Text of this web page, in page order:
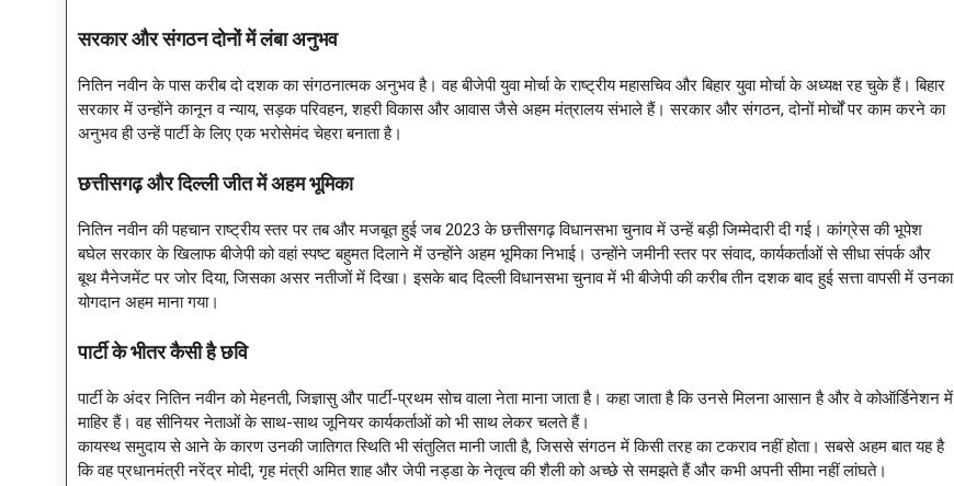
सरकार और संगठन दोनों में लंबा अनुभव
नितिन नवीन के पास करीब दो दशक का संगठनात्मक अनुभव है। वह बीजेपी युवा मोर्चा के राष्ट्रीय महासचिव और बिहार युवा मोर्चा के अध्यक्ष रह चुके हैं। बिहार
सरकार में उन्होंने कानून व न्याय, सड़क परिवहन, शहरी विकास और आवास जैसे अहम मंत्रालय संभाले हैं। सरकार और संगठन, दोनों मोर्चों पर काम करने का
अनुभव ही उन्हें पार्टी के लिए एक भरोसेमंद चेहरा बनाता है।
छत्तीसगढ़ और दिल्ली जीत में अहम भूमिका
नितिन नवीन की पहचान राष्ट्रीय स्तर पर तब और मजबूत हुई जब 2023 के छत्तीसगढ़ विधानसभा चुनाव में उन्हें बड़ी जिम्मेदारी दी गई। कांग्रेस की भूपेश
बघेल सरकार के खिलाफ बीजेपी को वहां स्पष्ट बहुमत दिलाने में उन्होंने अहम भूमिका निभाई। उन्होंने जमीनी स्तर पर संवाद, कार्यकर्ताओं से सीधा संपर्क और
बूथ मैनेजमेंट पर जोर दिया, जिसका असर नतीजों में दिखा। इसके बाद दिल्ली विधानसभा चुनाव में भी बीजेपी की करीब तीन दशक बाद हुई सत्ता वापसी में उनका
योगदान अहम माना गया।
पार्टी के भीतर कैसी है छवि
पार्टी के अंदर नितिन नवीन को मेहनती, जिज्ञासु और पार्टी-प्रथम सोच वाला नेता माना जाता है। कहा जाता है कि उनसे मिलना आसान है और वे कोऑर्डिनेशन में
माहिर हैं। वह सीनियर नेताओं के साथ-साथ जूनियर कार्यकर्ताओं को भी साथ लेकर चलते हैं।
कायस्थ समुदाय से आने के कारण उनकी जातिगत स्थिति भी संतुलित मानी जाती है, जिससे संगठन में किसी तरह का टकराव नहीं होता। सबसे अहम बात यह है
कि वह प्रधानमंत्री नरेंद्र मोदी, गृह मंत्री अमित शाह और जेपी नड्डा के नेतृत्व की शैली को अच्छे से समझते हैं और कभी अपनी सीमा नहीं लांघते।